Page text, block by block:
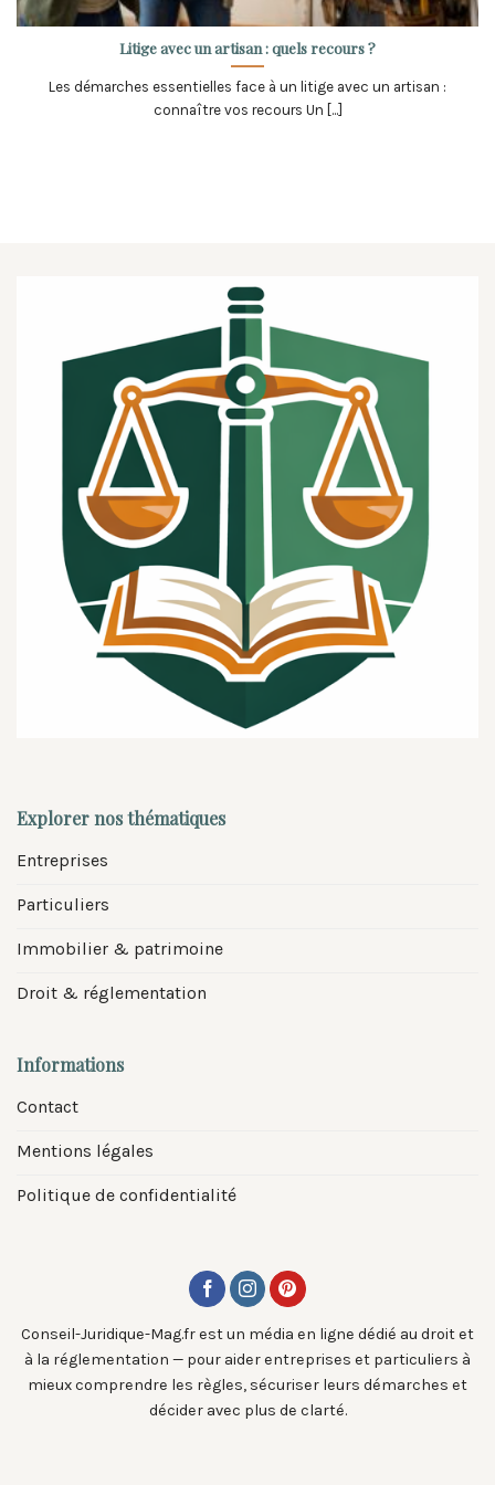
Litige avec un artisan : quels recours ?
Les démarches essentielles face à un litige avec un artisan :
connaître vos recours Un [...]
Explorer nos thématiques
Entreprises
Particuliers
Immobilier & patrimoine
Droit & réglementation
Informations
Contact
Mentions légales
Politique de confidentialité
Conseil-Juridique-Mag.fr est un média en ligne dédié au droit et
à la réglementation — pour aider entreprises et particuliers à
mieux comprendre les règles, sécuriser leurs démarches et
décider avec plus de clarté.